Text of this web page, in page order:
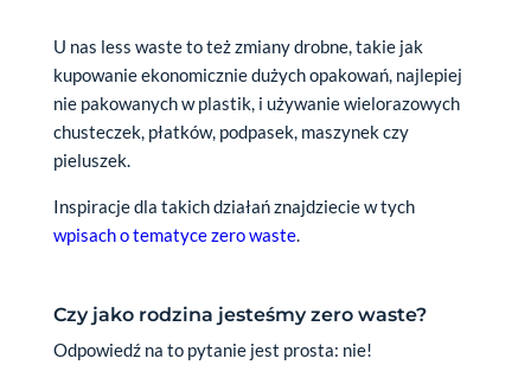
U nas less waste to też zmiany drobne, takie jak
kupowanie ekonomicznie dużych opakowań, najlepiej
nie pakowanych w plastik, i używanie wielorazowych
chusteczek, płatków, podpasek, maszynek czy
pieluszek.
Inspiracje dla takich działań znajdziecie w tych
wpisach o tematyce zero waste.
Czy jako rodzina jesteśmy zero waste?
Odpowiedź na to pytanie jest prosta: nie!